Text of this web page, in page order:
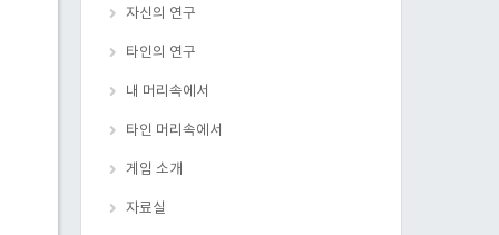
자신의 연구
타인의 연구
내 머리속에서
타인 머리속에서
게임 소개
자료실